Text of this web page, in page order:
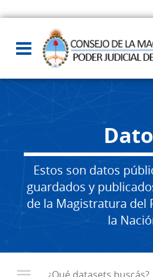
Estos son datos
guardados y
de la Magistratura del
la